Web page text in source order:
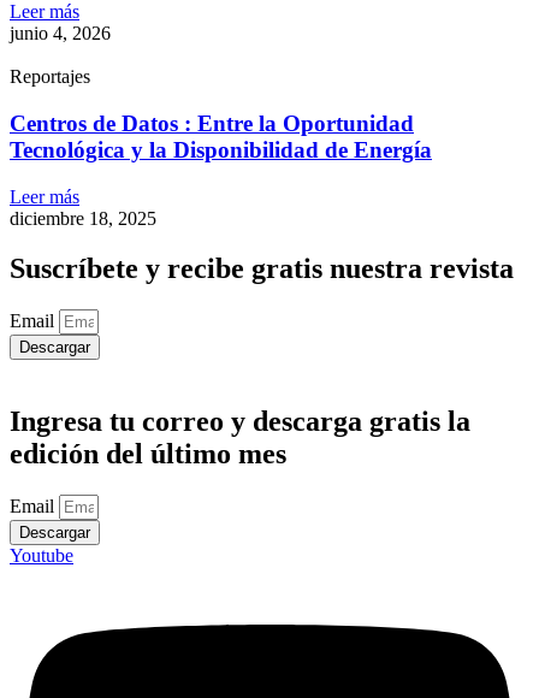
Leer más
junio 4, 2026
Reportajes
Centros de Datos : Entre la Oportunidad
Tecnológica y la Disponibilidad de Energía
Leer más
diciembre 18, 2025
Suscríbete y recibe gratis nuestra revista
Email
Descargar
Ingresa tu correo y descarga gratis la
edición del último mes
Email
Descargar
Youtube